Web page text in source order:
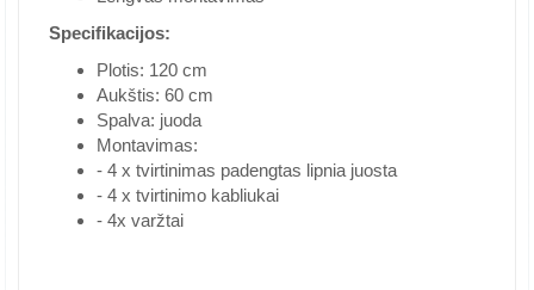
Specifikacijos:
Plotis: 120 cm
Aukštis: 60 cm
Spalva: juoda
Montavimas:
- 4 x tvirtinimas padengtas lipnia juosta
- 4 x tvirtinimo kabliukai
- 4x varžtai